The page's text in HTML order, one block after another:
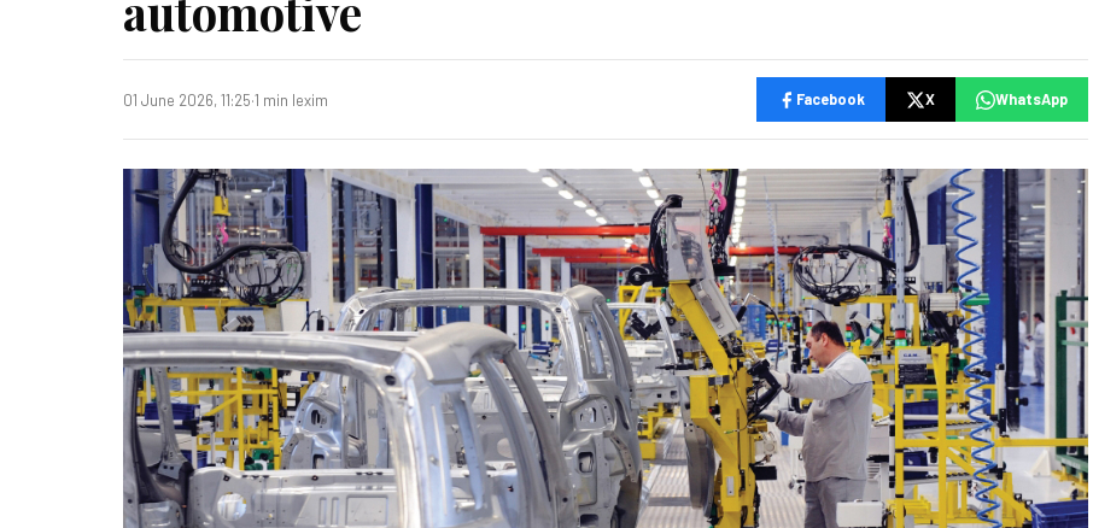
01 June 2026, 11:25·1 min lexim Facebook X WhatsApp